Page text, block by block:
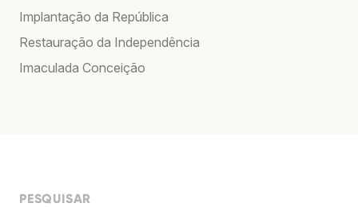
Implantação da República
Restauração da Independência
Imaculada Conceição
PESQUISAR